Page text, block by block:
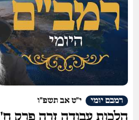
י"ט אב תשפ"ו רמבם יומי
הלכות עבודה זרה פרק ח'